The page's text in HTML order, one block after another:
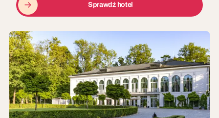
Sprawdź hotel